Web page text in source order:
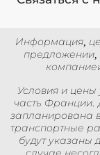
Информация,
предложении,
Условия и цены
часть Франции.
запланирована
транспортные
будут указаны